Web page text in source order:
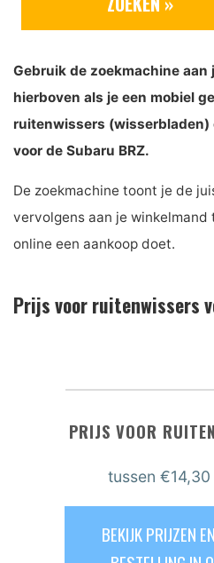
Gebruik de zoekmachine
hierboven als je een mobiel
ruitenwissers
voor de Subaru BRZ.
De zoekmachine toont je de
vervolgens aan je
online een aankoop doet.
Prijs voor ruitenwissers
PRIJS VOOR
tussen€14,30
BEKIJK PRIJZEN